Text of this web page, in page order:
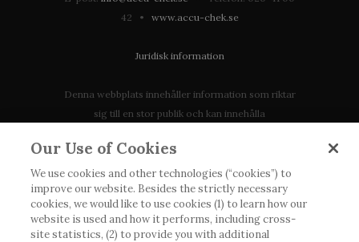
42 • www.accu-chek.se
Juridisk information
Denna webbplats innehåller information som riktar
sig till en stor publik och kan innehålla
tillgänglig eller giltig i ditt land. Vänligen observera
att vi inte tar något ansvar för information som
eventuellt inte uppfyller någon gällande rättslig
process, förordning, registrering eller användning i
landet där du bor.
Our Use of Cookies
We use cookies and other technologies (“cookies”) to
improve our website. Besides the strictly necessary
cookies, we would like to use cookies (1) to learn how our
website is used and how it performs, including cross-
site statistics, (2) to provide you with additional